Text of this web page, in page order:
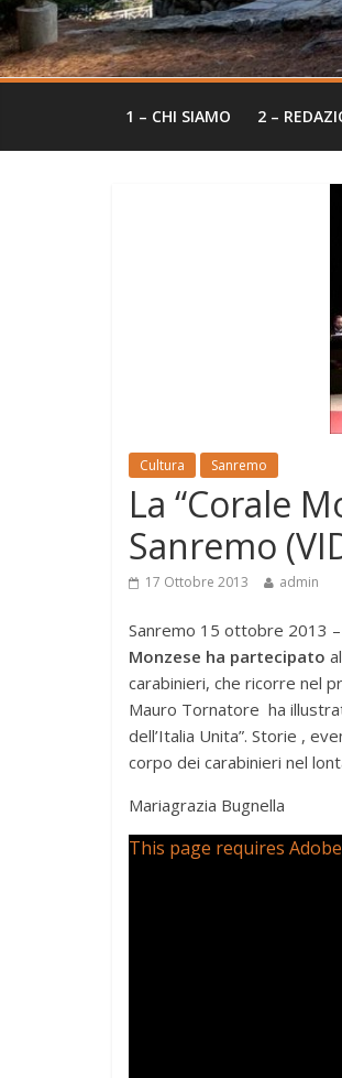
1 – CHI SIAMO 2 –
Cultura Sanremo
La “Corale
Sanremo
17 Ottobre 2013 admin
Sanremo 15 ottobre 2013
Monzese ha partecipato
carabinieri, che ricorre nel
Mauro Tornatore ha
dell’Italia Unita”. Storie ,
corpo dei carabinieri nel
Mariagrazia Bugnella
This page requires